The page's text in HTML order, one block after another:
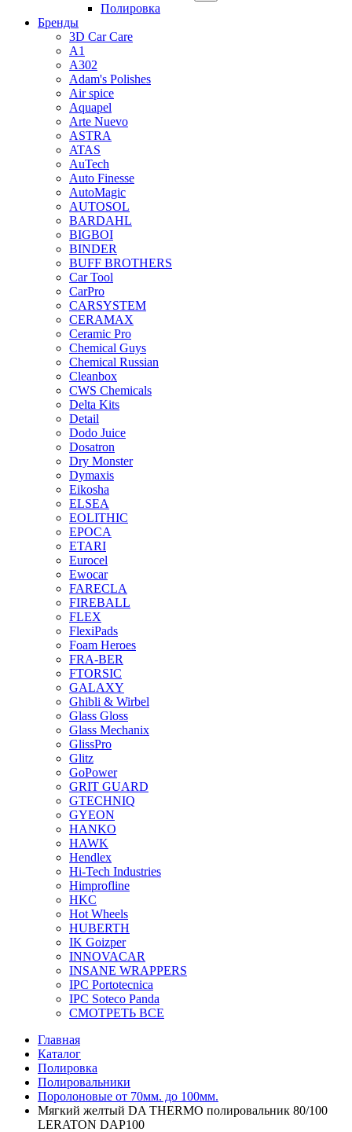
Полировка
Бренды
3D Car Care
A1
A302
Adam's Polishes
Air spice
Aquapel
Arte Nuevo
ASTRA
ATAS
AuTech
Auto Finesse
AutoMagic
AUTOSOL
BARDAHL
BIGBOI
BINDER
BUFF BROTHERS
Car Tool
CarPro
CARSYSTEM
CERAMAX
Ceramic Pro
Chemical Guys
Chemical Russian
Cleanbox
CWS Chemicals
Delta Kits
Detail
Dodo Juice
Dosatron
Dry Monster
Dymaxis
Eikosha
ELSEA
EOLITHIC
EPOCA
ETARI
Eurocel
Ewocar
FARECLA
FIREBALL
FLEX
FlexiPads
Foam Heroes
FRA-BER
FTORSIC
GALAXY
Ghibli & Wirbel
Glass Gloss
Glass Mechanix
GlissPro
Glitz
GoPower
GRIT GUARD
GTECHNIQ
GYEON
HANKO
HAWK
Hendlex
Hi-Tech Industries
Himprofline
HKC
Hot Wheels
HUBERTH
IK Goizper
INNOVACAR
INSANE WRAPPERS
IPC Portotecnica
IPC Soteco Panda
СМОТРЕТЬ ВСЕ
Главная
Каталог
Полировка
Полировальники
Поролоновые от 70мм. до 100мм.
Мягкий желтый DA THERMO полировальник 80/100
LERATON DAP100